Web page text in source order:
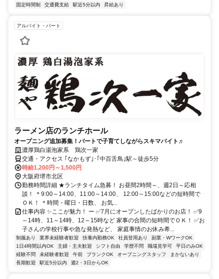
固定時間制 交通費支給 駅近5分以内 昇給あり
アルバイト・パート
ラーメン店のランチホール
オープニング追加募集！パートで子育てしながらスキマバイト♬
濃厚鶏白湯泡家系 鶏次一家
交通・アクセス ｢なかもず｣･｢中百舌鳥｣駅～徒歩5分
時給1,200円～1,500円
大阪府堺市北区
勤務時間詳細 ★ランチタイム急募！ お昼間2時間～、週2日～応相
談！ ＊9:00～14:00、11:00～14:00、 12:00～15:00などの短時間で
ＯＫ！ ＊時間・曜日・日数、 お気...
仕事内容 ✨ここが魅力！ ー ✅7月にオープンしたばかりのお店！ ✅9
～14時、11～14時、12～15時など 家事の合間の短時間でＯＫ！ ✅お
子さんの学校行事や急な発熱など、 家庭事情のお休み希...
制服あり 業界未経験者歓迎 扶養内勤務OK 社員登用あり
副業・WワークOK
1日4時間以内OK
主婦・主夫歓迎 シフト自由 学歴不問 職場見学可
平日のみOK
経験不問
未経験者歓迎 午前 ブランクOK オープニングスタッフ
まかないあり
長期歓迎
駅近5分以内 週2・3日からOK